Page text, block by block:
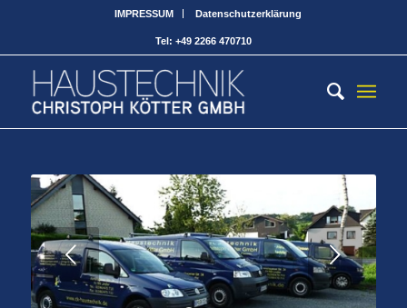
IMPRESSUM Datenschutzerklärung
Tel: +49 2266 470710
Weiter